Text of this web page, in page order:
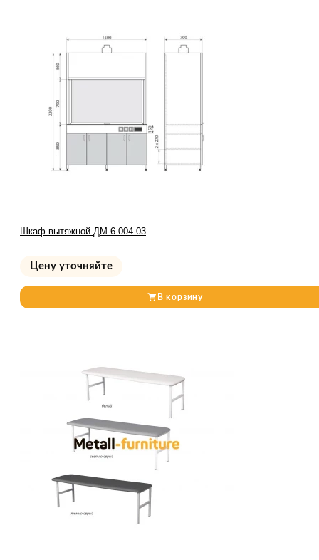
Шкаф вытяжной ДМ-6-004-03
Цену уточняйте
В корзину